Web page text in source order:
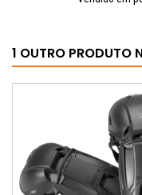
1 OUTRO PRODUTO